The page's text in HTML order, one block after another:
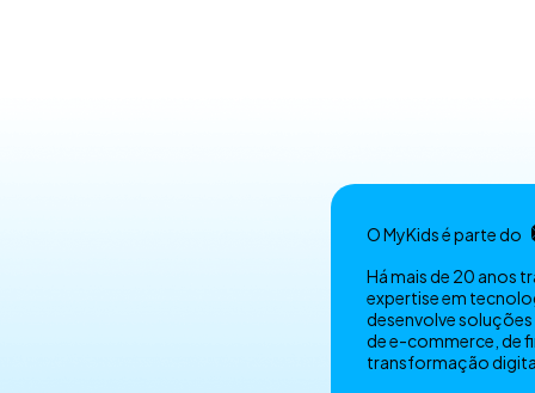
O MyKids é parte do
Há mais de 20 anos
expertise em
desenvolve
de e-commerce, de
transformação